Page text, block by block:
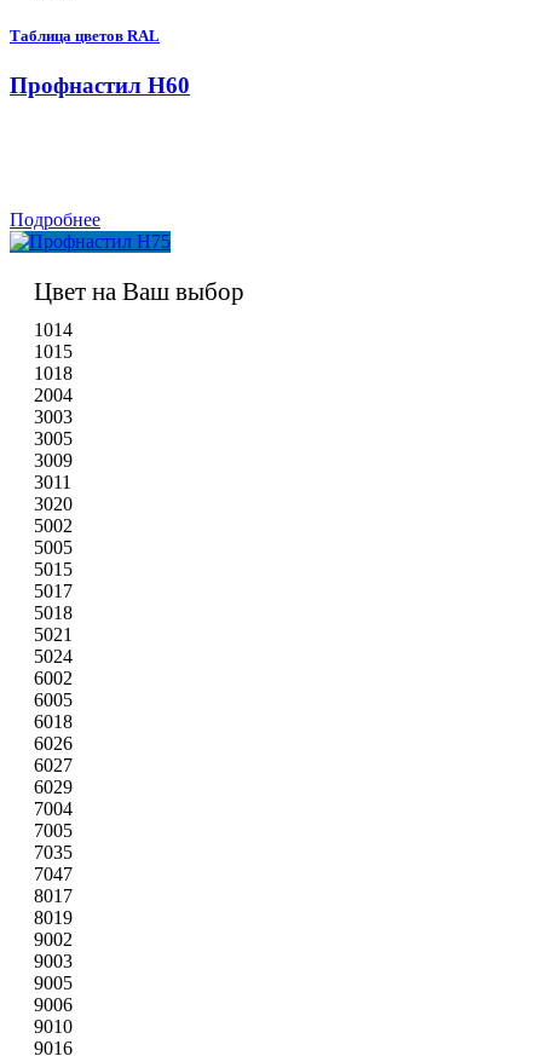
Таблица цветов RAL
Профнастил H60
Подробнее
Цвет на Ваш выбор
1014
1015
1018
2004
3003
3005
3009
3011
3020
5002
5005
5015
5017
5018
5021
5024
6002
6005
6018
6026
6027
6029
7004
7005
7035
7047
8017
8019
9002
9003
9005
9006
9010
9016